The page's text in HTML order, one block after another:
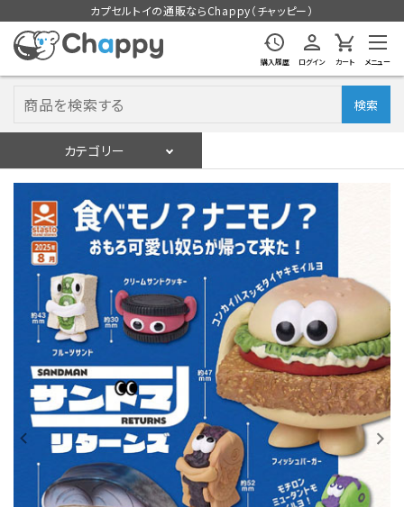
カプセルトイの通販ならChappy（チャッピー）
購入履歴 ログイン カート メニュー
検索
カテゴリー
ログイン
入荷スケジュールをチェック
カプセルトイマシン本体
カプセルトイ
販促用空カプセル
レンタル
景品・玩具・文具